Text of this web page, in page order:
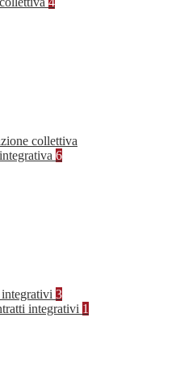
collettiva
6
3
integrativi 1